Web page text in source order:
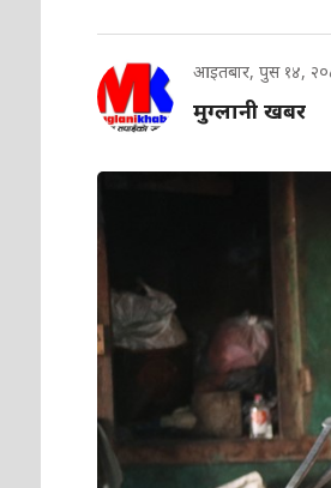
आइतबार, पुस १४,
मुग्लानी खबर